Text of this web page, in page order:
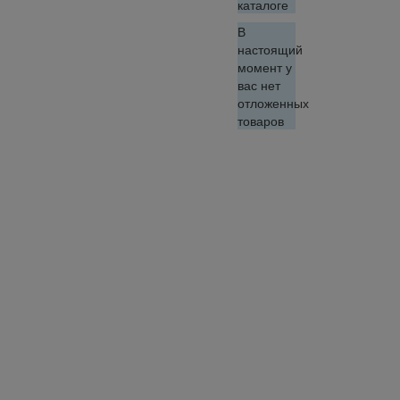
каталоге
В
настоящий
момент у
вас нет
отложенных
товаров